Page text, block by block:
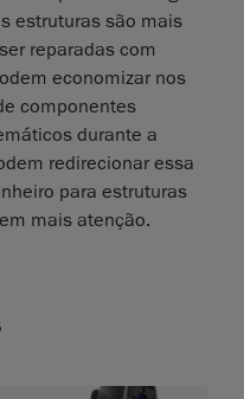
estruturas são mais
reparadas com
economizar nos
componentes
durante a
redirecionar essa
para estruturas
mais atenção.